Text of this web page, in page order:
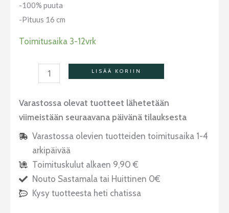
-100% puuta
-Pituus 16 cm
Toimitusaika 3-12vrk
LISÄÄ KORIIN
Varastossa olevat tuotteet lähetetään
viimeistään seuraavana päivänä tilauksesta
Varastossa olevien tuotteiden toimitusaika 1-4
arkipäivää
Toimituskulut alkaen 9,90 €
Nouto Sastamala tai Huittinen 0€
Kysy tuotteesta heti chatissa